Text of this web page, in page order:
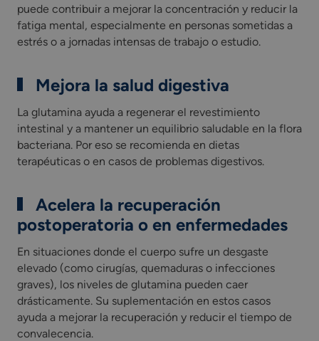
puede contribuir a mejorar la concentración y reducir la
fatiga mental, especialmente en personas sometidas a
estrés o a jornadas intensas de trabajo o estudio.
Mejora la salud digestiva
La glutamina ayuda a regenerar el revestimiento
intestinal y a mantener un equilibrio saludable en la flora
bacteriana. Por eso se recomienda en dietas
terapéuticas o en casos de problemas digestivos.
Acelera la recuperación
postoperatoria o en enfermedades
En situaciones donde el cuerpo sufre un desgaste
elevado (como cirugías, quemaduras o infecciones
graves), los niveles de glutamina pueden caer
drásticamente. Su suplementación en estos casos
ayuda a mejorar la recuperación y reducir el tiempo de
convalecencia.